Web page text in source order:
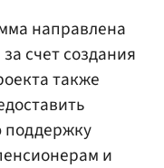
направлена
счет создания
также
поддержку
и